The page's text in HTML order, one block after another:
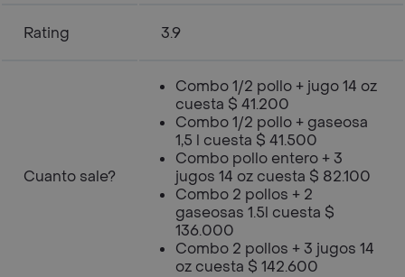
Rating 3.9
Cuanto sale?
Combo 1/2 pollo + jugo 14 oz
cuesta $ 41.200
Combo 1/2 pollo + gaseosa
1,5 l cuesta $ 41.500
Combo pollo entero + 3
jugos 14 oz cuesta $ 82.100
Combo 2 pollos + 2
gaseosas 1.5l cuesta $
136.000
Combo 2 pollos + 3 jugos 14
oz cuesta $ 142.600